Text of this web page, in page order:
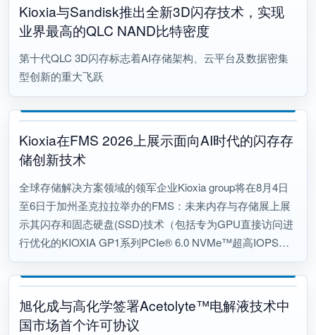
Kioxia与Sandisk推出全新3D闪存技术，实现
业界最高的QLC NAND比特密度
第十代QLC 3D闪存标志着AI存储架构、云平台及数据密集
型创新的重大飞跃
Kioxia在FMS 2026上展示面向AI时代的闪存存
储创新技术
全球存储解决方案领域的领军企业Kioxia group将在8月4日
至6日于加州圣克拉拉举办的FMS：未来内存与存储展上展
示其闪存和固态硬盘(SSD)技术（包括专为GPU直接访问进
行优化的KIOXIA GP1系列PCIe® 6.0 NVMe™超高IOPS
SSD）如何赋能下一代AI基础设施。
旭化成与高化学签署Acetolyte™电解液技术中
国市场首个许可协议